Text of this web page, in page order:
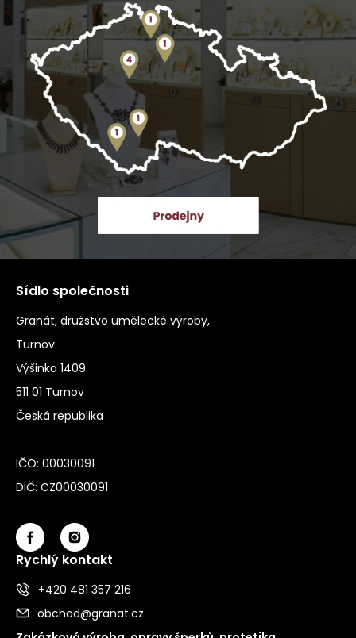
Sídlo společnosti
Granát, družstvo umělecké výroby,
Turnov
Výšinka 1409
511 01 Turnov
Česká republika
IČO: 00030091
DIČ: CZ00030091
Rychlý kontakt
+420 481 357 216
obchod@granat.cz